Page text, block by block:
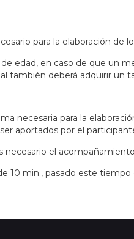
para la elaboración de
edad, en caso de que un
también deberá adquirir un
necesaria para la
aportados por el
necesario el
10 min., pasado este